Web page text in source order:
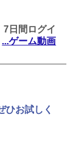
日間ログイ
...ゲーム動画
ひお試しく